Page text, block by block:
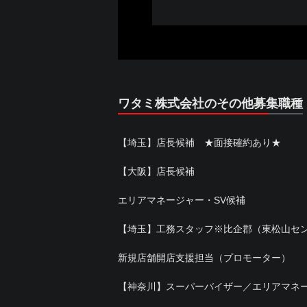
ワタミ株式会社のその他募集職種
【埼玉】店長候補 ★面接確約あり★
【大阪】店長候補
エリアマネージャー・SV候補
【埼玉】工務スタッフ※比企郡（東松山セ
新規店舗開店支援担当（プロモーター）
【神奈川】スーパーバイザー／エリアマネ